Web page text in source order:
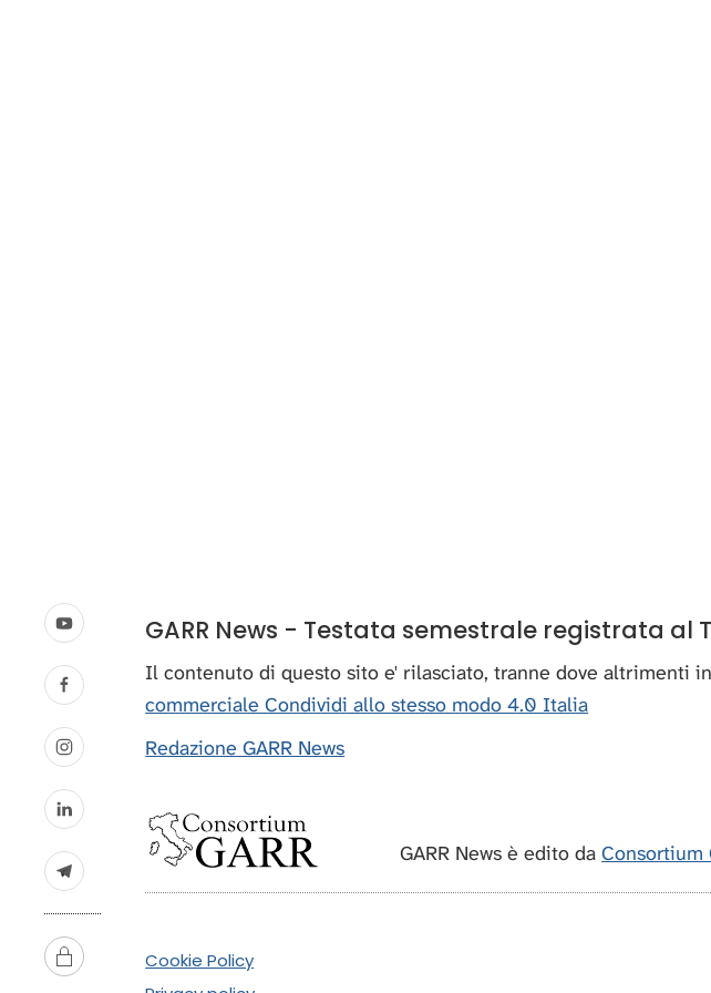
GARR News - Testata semestrale registrata al
Il contenuto di questo sito e' rilasciato, tranne dove altrimenti
commerciale Condividi allo stesso modo 4.0 Italia
Redazione GARR News
GARR News è edito daConsortium
Cookie Policy